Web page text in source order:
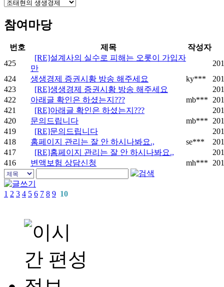
참여마당
번호 제목
작성자
425
[RE]설계사의 실수로 피해는 오롯이 가입자
만
424
생생경제 증권시황 방송 해주세요 ky***
423
[RE]생생경제 증권시황 방송 해주세요
422
아래글 확인은 하셨는지??? mb***
421
[RE]아래글 확인은 하셨는지???
420
문의드립니다 mb***
419
[RE]문의드립니다
418
홈페이지 관리는 잘 안 하시나봐요., se***
417
[RE]홈페이지 관리는 잘 안 하시나봐요.,
416
변액보험 상담신청 mh***
1 2 3 4 5 6 7 8 9 10